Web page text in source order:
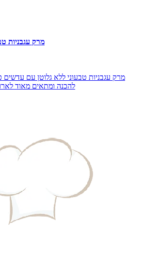
מרק עגבניות
מרק עגבניות טבעוני ללא גלוטן עם עדשים
להכנה ומתאים מאוד